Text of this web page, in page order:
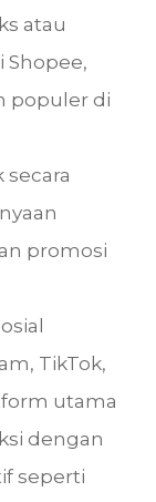
atau
Shopee,
populer di
promosi
TikTok,
utama
dengan
seperti